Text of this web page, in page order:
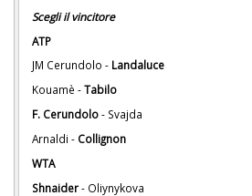
Scegli il vincitore
ATP
JM Cerundolo - Landaluce
Kouamè -Tabilo
F. Cerundolo- Svajda
Arnaldi - Collignon
WTA
Shnaider- Oliynykova